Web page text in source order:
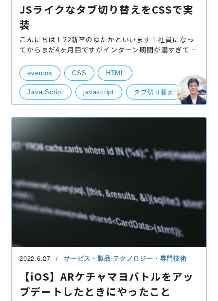
JSライクなタブ切り替えをCSSで実
装
こんにちは！22新卒のゆたかといいます！社員になっ
てからまだ4ヶ月目ですがインターン期間が濃すぎても
今回ご紹介したいのは「CSSでタブ切り替えを実装す
る方法
eventos CSS HTML
Java Script javascript タブ切り替え
2022.6.27 サービス・製品 テクノロジー・専門技術
【iOS】ARケチャマヨバトルをアッ
プデートしたときにやったこと